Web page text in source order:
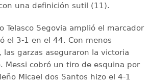
una definición sutil (11).
Telasco Segovia amplió el marcador
el 3-1 en el 44. Con menos
las garzas aseguraron la victoria
Messi cobró un tiro de esquina por
Micael dos Santos hizo el 4-1